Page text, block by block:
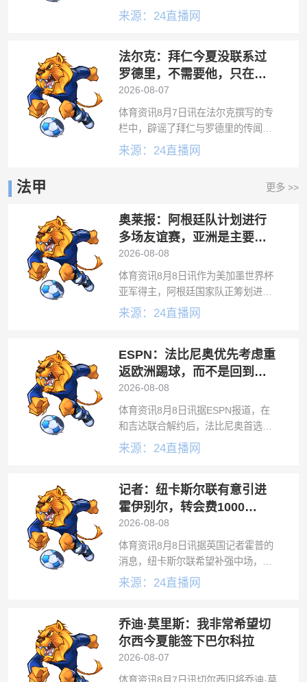
拉预计可以参加德超杯。媒体指出，
三名球员接近复出，预计可以参加德
超杯。卡
来源：24直播网
法尔克：拜仁今夏没联系过
罗德里，不需要他，只在
2019年感兴趣过
2026-08-07
体育资讯8月7日讯在法尔克撰写的专
栏中，辟谣了拜仁与罗德里的传闻。
拜仁联系了罗德里？“拜仁在今年夏窗
本没有过谈判，他们并未与罗德里团
来源：24直播网
法甲 更多 >>
奥莱报：阿根廷队计划进行
多场友谊赛，亚洲是主要考
虑的目的地
2026-08-08
体育资讯8月8日讯作为美加墨世界杯
亚军得主，阿根廷国家队正筹划进行
多场友谊赛，《奥莱报》透露了最新
（AFA）已经为下一个国际比赛日做
出了规划
来源：24直播网
ESPN：法比尼奥优先考虑重
返欧洲踢球，而不是回到祖
国巴西
2026-08-08
体育资讯8月8日讯据ESPN报道，在
和吉达联合解约后，法比尼奥首选重
返欧洲踢球，而不是回到祖国巴西。
兴趣，前提是必须具备吸引人的项
目。法比尼
来源：24直播网
记者：纽卡斯尔联有意引进
霍伊别尔，转会费1000
万-1500万英镑
2026-08-08
体育资讯8月8日讯据英国记者霍普的
消息，纽卡斯尔联希望补强中场，他
们有意马赛中场霍伊别尔。纽卡正在
曾效力托特纳姆热刺。据悉，现年31
岁的霍
来源：24直播网
乔迪·莫里斯：我非常希望切
尔西今夏能签下巴尔科拉
2026-08-07